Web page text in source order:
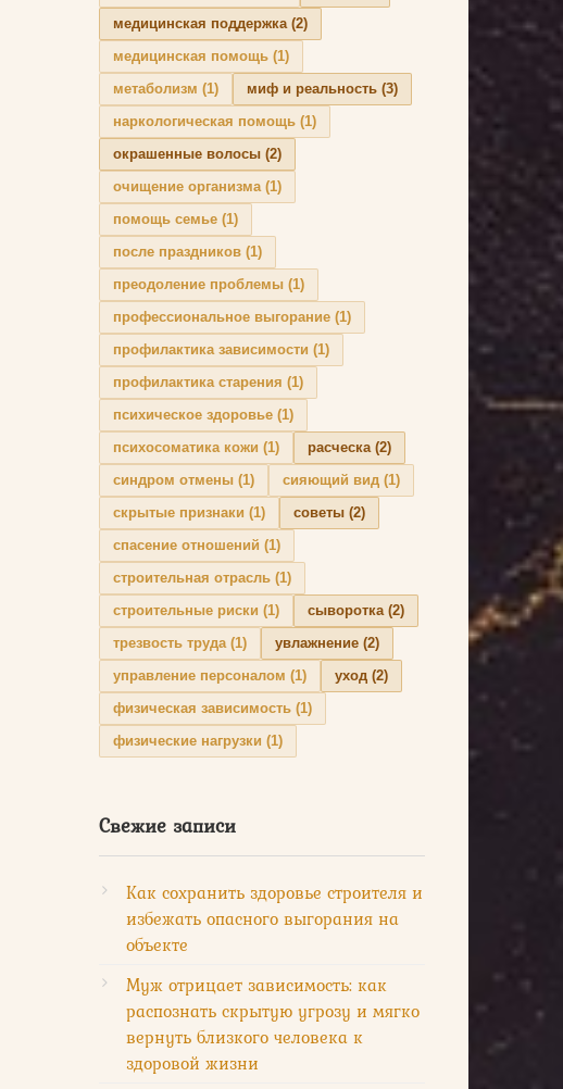
медицинская поддержка(2)
медицинская помощь (1)
метаболизм (1) миф и реальность (3)
наркологическая помощь (1)
окрашенные волосы (2)
очищение организма(1)
помощь семье (1)
после праздников (1)
преодоление проблемы (1)
профессиональное выгорание (1)
профилактика зависимости (1)
профилактика старения (1)
психическое здоровье (1)
психосоматика кожи (1) расческа(2)
синдром отмены (1) сияющий вид (1)
скрытые признаки (1) советы (2)
спасение отношений (1)
строительная отрасль (1)
строительные риски (1) сыворотка(2)
трезвость труда(1) увлажнение (2)
управление персоналом (1) уход (2)
физическая зависимость (1)
физические нагрузки (1)
Свежие записи
Как сохранить здоровье строителя и
избежать опасного выгорания на
объекте
Муж отрицает зависимость: как
распознать скрытую угрозу и мягко
вернуть близкого человека к
здоровой жизни